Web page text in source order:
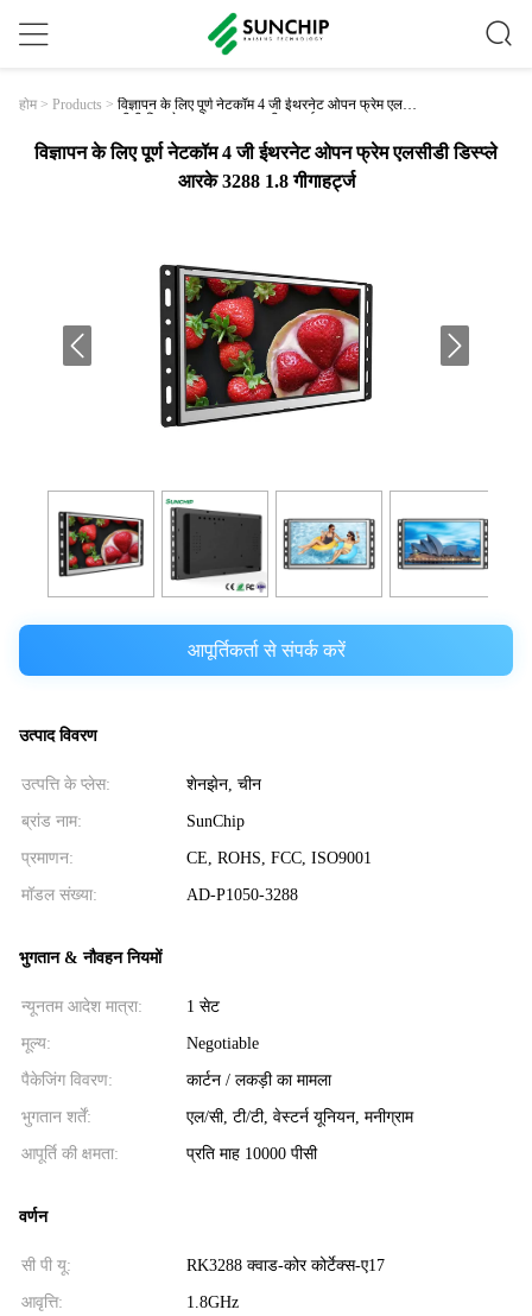
होम > Products > विज्ञापन के लिए पूर्ण नेटकॉम 4 जी ईथरनेट ओपन फ्रेम एल
सीडी डिस्प्ले आरके 3288 1.8 गीगाहर्ट्ज
विज्ञापन के लिए पूर्ण नेटकॉम 4 जी ईथरनेट ओपन फ्रेम एलसीडी डिस्प्ले
आरके 3288 1.8 गीगाहर्ट्ज
आपूर्तिकर्ता से संपर्क करें
उत्पाद विवरण
उत्पत्ति के प्लेस: शेनझेन, चीन
ब्रांड नाम: SunChip
प्रमाणन: CE, ROHS, FCC, ISO9001
मॉडल संख्या: AD-P1050-3288
भुगतान & नौवहन नियमों
न्यूनतम आदेश मात्रा: 1 सेट
मूल्य: Negotiable
पैकेजिंग विवरण: कार्टन / लकड़ी का मामला
भुगतान शर्तें: एल/सी, टी/टी, वेस्टर्न यूनियन, मनीग्राम
आपूर्ति की क्षमता: प्रति माह 10000 पीसी
वर्णन
सी पी यू: RK3288 क्वाड-कोर कोर्टेक्स-ए17
आवृत्ति: 1.8GHz